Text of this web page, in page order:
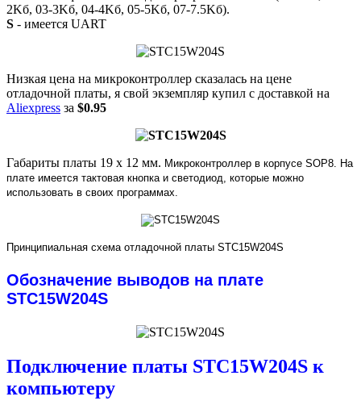
2Kб, 03-3Kб, 04-4Kб, 05-5Kб, 07-7.5Kб).
S - имеется UART
Низкая цена на микроконтроллер сказалась на цене
отладочной платы, я свой экземпляр купил с доставкой на
Aliexpress за $0.95
Габариты платы 19 х 12 мм. Микроконтроллер в корпусе SOP8. На
плате имеется тактовая кнопка и светодиод, которые можно
использовать в своих программах.
Принципиальная схема отладочной платы STC15W204S
Обозначение выводов на плате
STC15W204S
Подключение платы STC15W204S к
компьютеру